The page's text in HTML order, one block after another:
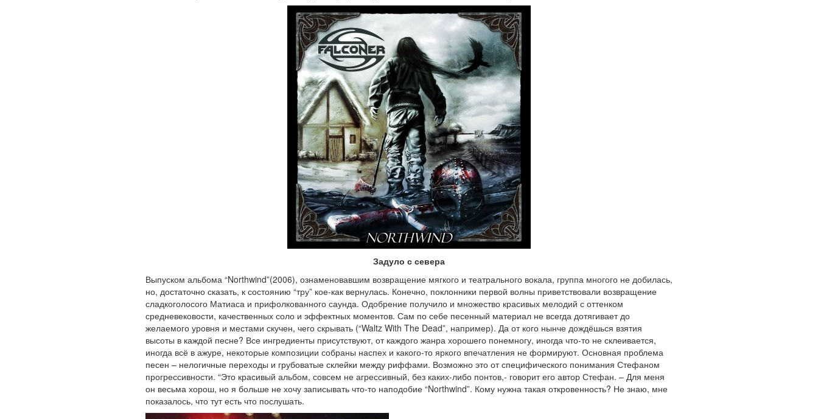
Задуло с севера
Выпуском альбома “Northwind”(2006), ознаменовавшим возвращение мягкого и театрального вокала, группа многого не добилась,
но, достаточно сказать, к состоянию “тру” кое-как вернулась. Конечно, поклонники первой волны приветствовали возвращение
сладкоголосого Матиаса и прифолкованного саунда. Одобрение получило и множество красивых мелодий с оттенком
средневековости, качественных соло и эффектных моментов. Сам по себе песенный материал не всегда дотягивает до
желаемого уровня и местами скучен, чего скрывать (“Waltz With The Dead”, например). Да от кого нынче дождёшься взятия
высоты в каждой песне? Все ингредиенты присутствуют, от каждого жанра хорошего понемногу, иногда что-то не склеивается,
иногда всё в ажуре, некоторые композиции собраны наспех и какого-то яркого впечатления не формируют. Основная проблема
песен – нелогичные переходы и грубоватые склейки между риффами. Возможно это от специфического понимания Стефаном
прогрессивности. “Это красивый альбом, совсем не агрессивный, без каких-либо понтов,- говорит его автор Стефан. – Для меня
он весьма хорош, но я больше не хочу записывать что-то наподобие “Northwind”. Кому нужна такая откровенность? Не знаю, мне
показалось, что тут есть что послушать.